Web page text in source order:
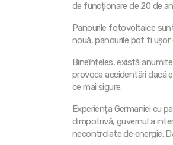
de funcționare de 20 de
Panourile fotovoltaice
nouă, panourile pot fi
Bineînțeles, există
provoca accidentări dacă
ce mai sigure.
Experiența Germaniei cu
dimpotrivă, guvernul a
necontrolate de energie.